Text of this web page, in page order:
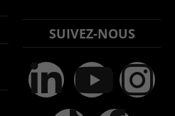
SUIVEZ-NOUS